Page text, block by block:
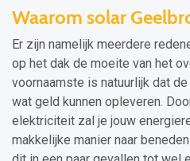
Waarom solar
Er zijn namelijk meerdere
op het dak de moeite van het
voornaamste is natuurlijk dat
wat geld kunnen opleveren.
elektriciteit zal je jouw
makkelijke manier naar